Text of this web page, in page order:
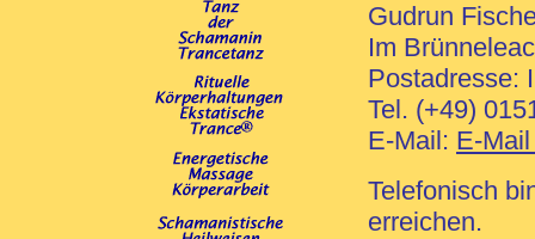
Gudrun
Im
Postadresse:
Tel. (+49)
E-Mail: E-
Telefonisch
erreichen.